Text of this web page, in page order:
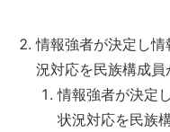
情報強者が決定し
況対応を民族構成
情報強者が決定
状況対応を民族